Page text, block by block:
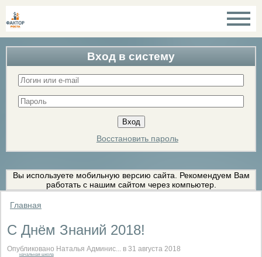
Вход в систему
Восстановить пароль
Вы используете мобильную версию сайта. Рекомендуем Вам
работать с нашим сайтом через компьютер.
Главная
С Днём Знаний 2018!
Опубликовано Наталья Админис... в 31 августа 2018
начальная школа